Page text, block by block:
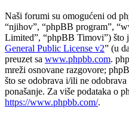
Naši forumi su omogućeni od
“njihov”, “phpBB program”,
Limited”, “phpBB Timovi”) što
General Public License v2” (u
preuzet sa www.phpbb.com.
mreži osnovane razgovore;
što se odobrava i/ili ne
ponašanje. Za više podataka o
https://www.phpbb.com/.